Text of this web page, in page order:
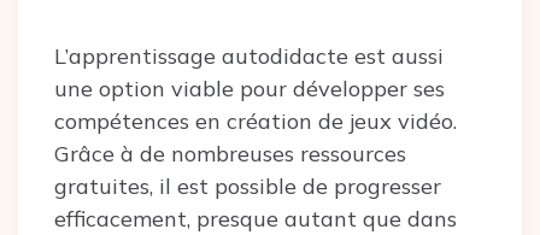
L’apprentissage autodidacte est aussi
une option viable pour développer ses
compétences en création de jeux vidéo.
Grâce à de nombreuses ressources
gratuites, il est possible de progresser
efficacement, presque autant que dans